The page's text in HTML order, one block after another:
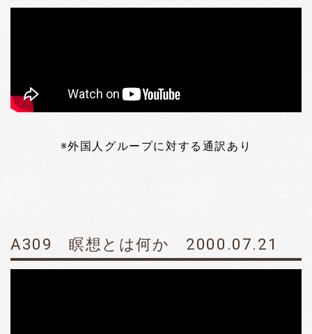
※外国人グループに対する通訳あり
A309 瞑想とは何か 2000.07.21